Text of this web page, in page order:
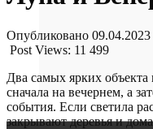
Опубликовано
Post Views: 11 499
Два самых ярких
сначала на вечернем, а
события. Если светила
закрывают деревья и